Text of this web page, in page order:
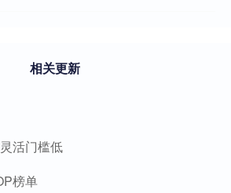
相关更新
活门槛低
榜单